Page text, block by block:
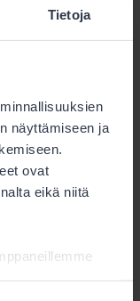
Tietoja
näyttämiseen ja
ovat
eikä niitä